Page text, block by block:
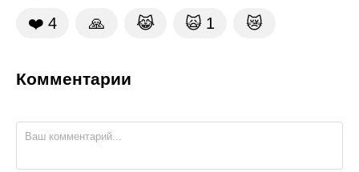
❤️ 4 🙏 😹 🙀 1 😿
Комментарии